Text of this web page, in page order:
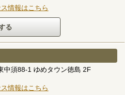
情報はこちら
中須88-1 ゆめタウン徳島 2F
情報はこちら